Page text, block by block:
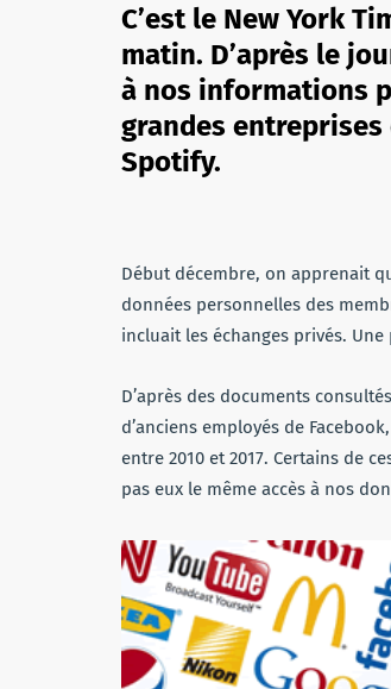
C’est le New York
matin. D’après le
à nos informations
grandes
Spotify.
Début décembre, on apprenait
données personnelles des
incluait les échanges privés.
D’après des documents
d’anciens employés de
entre 2010 et 2017. Certains de
pas eux le même accès à nos